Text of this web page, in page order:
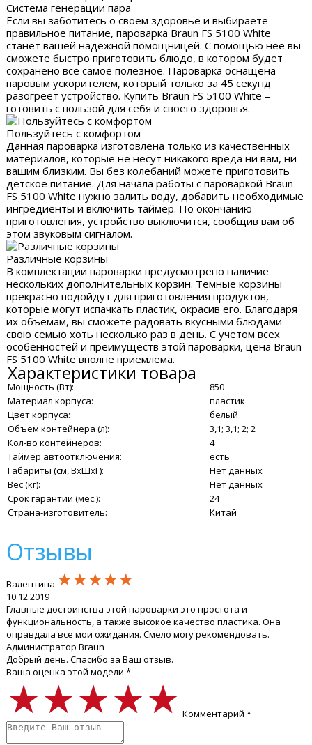
Система генерации пара
Если вы заботитесь о своем здоровье и выбираете
правильное питание, пароварка Braun FS 5100 White
станет вашей надежной помощницей. С помощью нее вы
сможете быстро приготовить блюдо, в котором будет
сохранено все самое полезное. Пароварка оснащена
паровым ускорителем, который только за 45 секунд
разогреет устройство. Купить Braun FS 5100 White –
готовить с пользой для себя и своего здоровья.
Пользуйтесь с комфортом
Данная пароварка изготовлена только из качественных
материалов, которые не несут никакого вреда ни вам, ни
вашим близким. Вы без колебаний можете приготовить
детское питание. Для начала работы с пароваркой Braun
FS 5100 White нужно залить воду, добавить необходимые
ингредиенты и включить таймер. По окончанию
приготовления, устройство выключится, сообщив вам об
этом звуковым сигналом.
Различные корзины
В комплектации пароварки предусмотрено наличие
нескольких дополнительных корзин. Темные корзины
прекрасно подойдут для приготовления продуктов,
которые могут испачкать пластик, окрасив его. Благодаря
их объемам, вы сможете радовать вкусными блюдами
свою семью хоть несколько раз в день. С учетом всех
особенностей и преимуществ этой пароварки, цена Braun
FS 5100 White вполне приемлема.
Характеристики товара
Мощность (Вт):
850
Материал корпуса:
пластик
Цвет корпуса:
белый
Объем контейнера (л):
3,1; 3,1; 2; 2
Кол-во контейнеров:
4
Таймер автоотключения:
есть
Габариты (см, ВхШхГ):
Нет данных
Вес (кг):
Нет данных
Срок гарантии (мес.):
24
Страна-изготовитель:
Китай
Отзывы
Валентина ★★★★★
★★★★★
★★★★★
10.12.2019
Главные достоинства этой пароварки это простота и
функциональность, а также высокое качество пластика. Она
оправдала все мои ожидания. Смело могу рекомендовать.
Администратор Braun
Добрый день. Спасибо за Ваш отзыв.
Ваша оценка этой модели *
★★★★★
★★★★★
★★★★★ Комментарий *